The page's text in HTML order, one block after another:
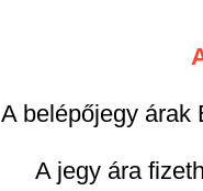
A belépőjegy árak
A jegy ára